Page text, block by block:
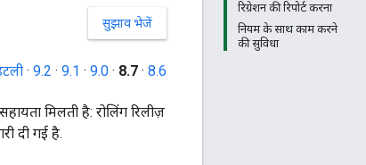
रिग्रेशन की रिपोर्ट करना
नियम के साथ काम करने
की सुविधा
सुझाव भेजें
· 9.2 · 9.1 · 9.0 · 8.7 · 8.6
मिलती है: रोलिंग रिलीज़
दी गई है.